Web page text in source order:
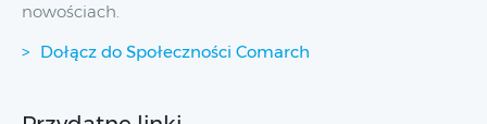
nowościach.
Dołącz do Społeczności Comarch